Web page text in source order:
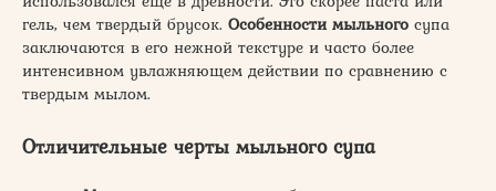
гель, чем твердый брусок. Особенности мыльного супа
заключаются в его нежной текстуре и часто более
интенсивном увлажняющем действии по сравнению с
твердым мылом.
Отличительные черты мыльного супа